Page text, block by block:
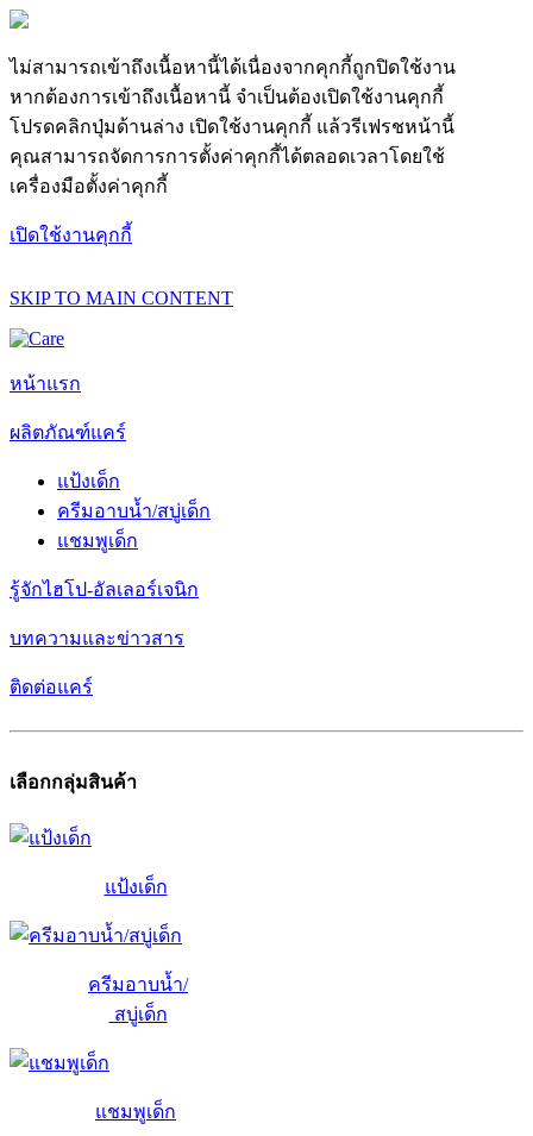
ไม่สามารถเข้าถึงเนื้อหานี้ได้เนื่องจากคุกกี้ถูกปิดใช้งาน
หากต้องการเข้าถึงเนื้อหานี้ จำเป็นต้องเปิดใช้งานคุกกี้
โปรดคลิกปุ่มด้านล่าง เปิดใช้งานคุกกี้ แล้วรีเฟรชหน้านี้
คุณสามารถจัดการการตั้งค่าคุกกี้ได้ตลอดเวลาโดยใช้
เครื่องมือตั้งค่าคุกกี้
เปิดใช้งานคุกกี้
SKIP TO MAIN CONTENT
หน้าแรก
ผลิตภัณฑ์แคร์
แป้งเด็ก
ครีมอาบน้ำ/สบู่เด็ก
แชมพูเด็ก
รู้จักไฮโป-อัลเลอร์เจนิก
บทความและข่าวสาร
ติดต่อแคร์
เลือกกลุ่มสินค้า
แป้งเด็ก
ครีมอาบน้ำ/
สบู่เด็ก
แชมพูเด็ก